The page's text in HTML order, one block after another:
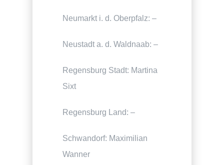
Neumarkt i. d. Oberpfalz: –
Neustadt a. d. Waldnaab: –
Regensburg Stadt: Martina
Sixt
Regensburg Land: –
Schwandorf: Maximilian
Wanner